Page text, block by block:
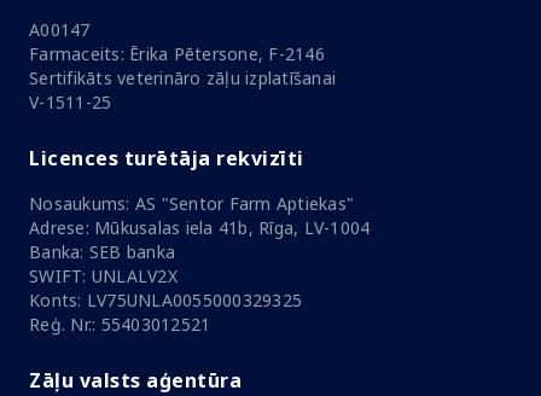
A00147
Farmaceits: Ērika Pētersone, F-2146
Sertifikāts veterināro zāļu izplatīšanai
V-1511-25
Licences turētāja rekvizīti
Nosaukums: AS "Sentor Farm Aptiekas"
Adrese: Mūkusalas iela 41b, Rīga, LV-1004
Banka: SEB banka
SWIFT: UNLALV2X
Konts: LV75UNLA0055000329325
Reģ. Nr.: 55403012521
Zāļu valsts aģentūra